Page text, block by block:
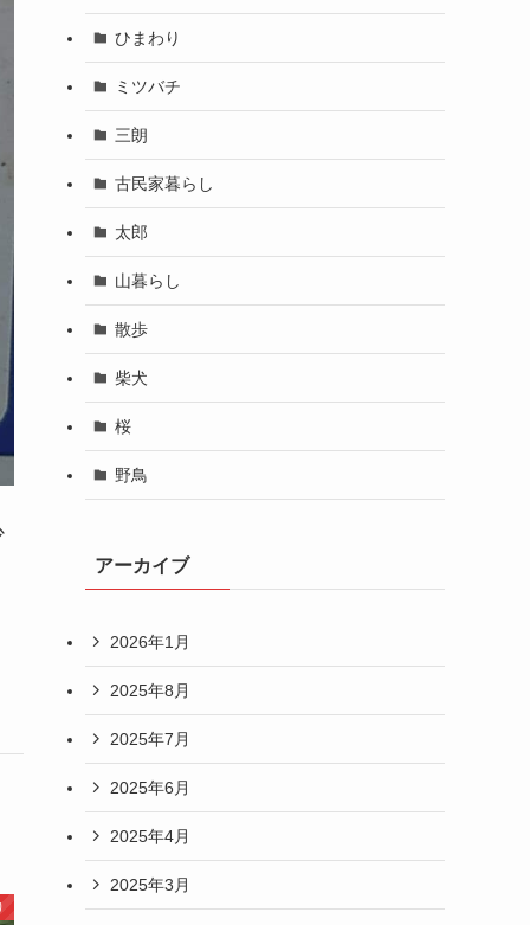
ひまわり
ミツバチ
三朗
古民家暮らし
太郎
山暮らし
散歩
柴犬
桜
野鳥
アーカイブ
2026年1月
2025年8月
2025年7月
2025年6月
2025年4月
2025年3月